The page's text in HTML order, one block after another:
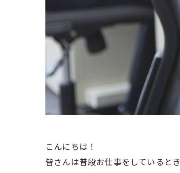
こんにちは！
皆さんは普段お仕事をしていると